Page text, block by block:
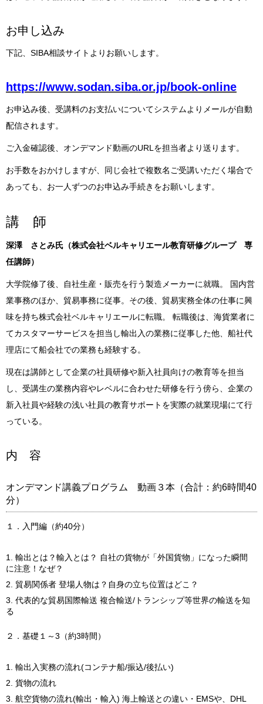
お申し込み
下記、SIBA相談サイトよりお願いします。
https://www.sodan.siba.or.jp/book-online
お申込み後、受講料のお支払いについてシステムよりメールが自動
配信されます。
ご入金確認後、オンデマンド動画のURLを担当者より送ります。
お手数をおかけしますが、同じ会社で複数名ご受講いただく場合で
あっても、お一人ずつのお申込み手続きをお願いします。
講 師
深澤 さとみ氏（株式会社ベルキャリエール教育研修グループ 専
任講師）
大学院修了後、自社生産・販売を行う製造メーカーに就職。 国内営
業事務のほか、貿易事務に従事。その後、貿易実務全体の仕事に興
味を持ち株式会社ベルキャリエールに転職。 転職後は、海貨業者に
てカスタマーサービスを担当し輸出入の業務に従事した他、船社代
理店にて船会社での業務も経験する。
現在は講師として企業の社員研修や新入社員向けの教育等を担当
し、受講生の業務内容やレベルに合わせた研修を行う傍ら、企業の
新入社員や経験の浅い社員の教育サポートを実際の就業現場にて行
っている。
内 容
オンデマンド講義プログラム 動画３本（合計：約6時間40
分）
１．入門編（約40分）
輸出とは？輸入とは？ 自社の貨物が「外国貨物」になった瞬間
に注意！なぜ？
貿易関係者 登場人物は？自身の立ち位置はどこ？
代表的な貿易国際輸送 複合輸送/トランシップ等世界の輸送を知
る
２．基礎１～3（約3時間）
輸出入実務の流れ(コンテナ船/振込/後払い)
貨物の流れ
航空貨物の流れ(輸出・輸入) 海上輸送との違い・EMSや、DHL